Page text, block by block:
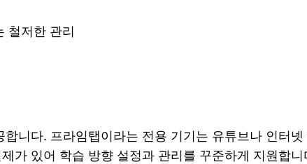
철저한 관리
니다. 프라임탭이라는 전용 기기는 유튜브나 인터
가 있어 학습 방향 설정과 관리를 꾸준하게 지원합니